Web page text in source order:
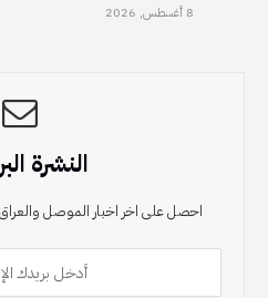
8 أغسطس, 2026
النشرة
احصل على اخر اخبار الموصل